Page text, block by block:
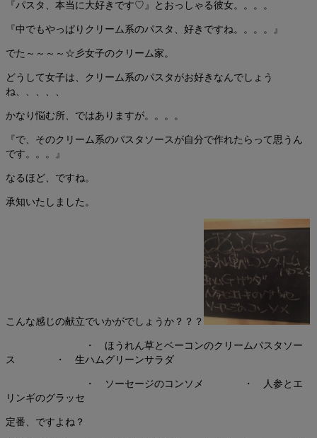
『パスタ、本当に大好きです♡』とおっしゃる彼女。。。。
『中でもやっぱりクリーム系のパスタ、好きですね。。。。』
でた～～～～☆彡女子のクリーム家。
どうして女子は、クリーム系のパスタがお好きなんでしょう
ね、、、、、
かなり悩む所、ではありますが。。。。
『で、そのクリーム系のパスタソースが自分で作れたらって思うん
です。。。』
なるほど、ですね。
承知いたしました。
こんな感じの献立でいかがでしょうか？？？
・ ほうれん草とベーコンのクリームパスタソー
ス ・ 生ハムグリーンサラダ
・ ソーセージのコンソメ ・ 人参とエ
リンギのグラッセ
定番、ですよね？